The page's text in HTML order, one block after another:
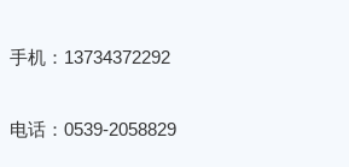
手机：13734372292
电话：0539-2058829